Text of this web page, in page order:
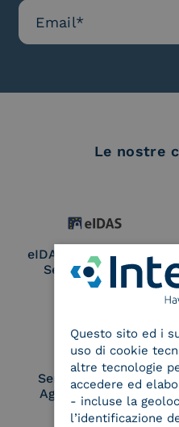
Le nostre
eIDAS Qualified Trust
Service Provider
Service Provider e
Aggregatore SPID
Questo sito ed i
uso di cookie
altre tecnologie
accedere ed
- incluse la
l’identificazione